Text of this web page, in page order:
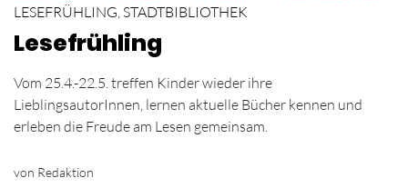
LESEFRÜHLING STADTBIBLIOTHEK
Lesefrühling
Vom 25.4.-22.5. treffen Kinder wieder ihre
LieblingsautorInnen, lernen aktuelle Bücher kennen und
erleben die Freude am Lesen gemeinsam.
von Redaktion